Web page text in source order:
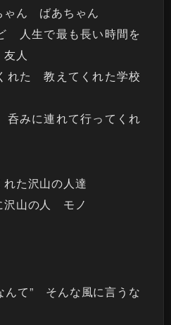
ゃん ばあちゃん
人生で最も長い時間を
人
れた 教えてくれた学校
みに連れて行ってくれ
た沢山の人達
沢山の人 モノ
んて” そんな風に言うな